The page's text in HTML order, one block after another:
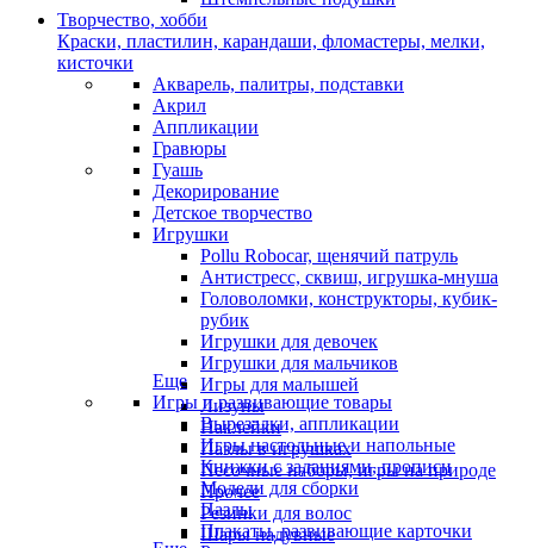
Творчество, хобби
Краски, пластилин, карандаши, фломастеры, мелки,
кисточки
Акварель, палитры, подставки
Акрил
Аппликации
Гравюры
Гуашь
Декорирование
Детское творчество
Игрушки
Pollu Robocar, щенячий патруль
Антистресс, сквиш, игрушка-мнуша
Головоломки, конструкторы, кубик-
рубик
Игрушки для девочек
Игрушки для мальчиков
Игры для малышей
Лизуны
Наклейки
Пазлы в игрушках
Песочные наборы, игры на природе
Прочее
Резинки для волос
Шары надувные
Еще
Игры и развивающие товары
Вырезалки, аппликации
Игры настольные и напольные
Книжки с заданиями, прописи
Модели для сборки
Пазлы
Плакаты, развивающие карточки